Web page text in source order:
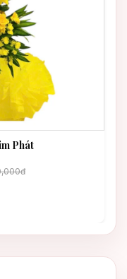
Phát